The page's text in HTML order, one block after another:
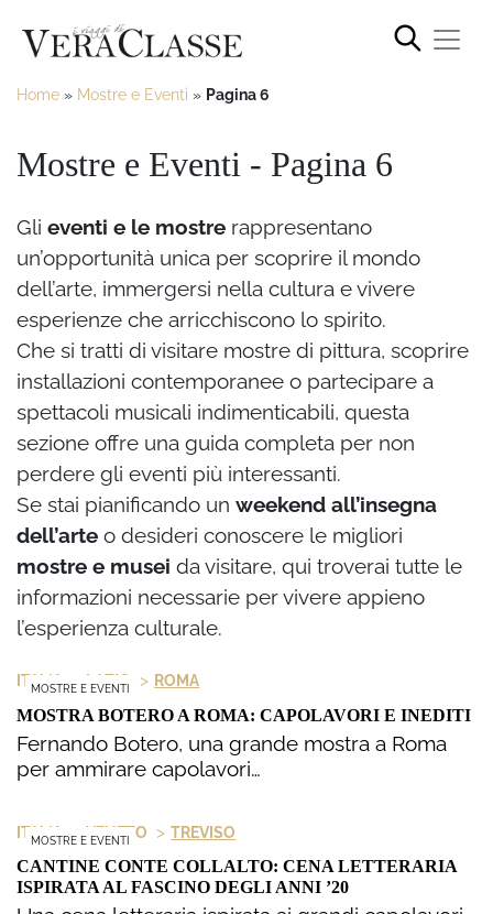
Home » Mostre e Eventi » Pagina 6
Mostre e Eventi - Pagina 6
Gli eventi e le mostre rappresentano
un’opportunità unica per scoprire il mondo
dell’arte, immergersi nella cultura e vivere
esperienze che arricchiscono lo spirito.
Che si tratti di visitare mostre di pittura, scoprire
installazioni contemporanee o partecipare a
spettacoli musicali indimenticabili, questa
sezione offre una guida completa per non
perdere gli eventi più interessanti.
Se stai pianificando un weekend all’insegna
dell’arte o desideri conoscere le migliori
mostre e musei da visitare, qui troverai tutte le
informazioni necessarie per vivere appieno
l’esperienza culturale.
MOSTRE E EVENTI
ITALIA > LAZIO > ROMA
MOSTRA BOTERO A ROMA: CAPOLAVORI E INEDITI
Fernando Botero, una grande mostra a Roma
per ammirare capolavori…
MOSTRE E EVENTI
ITALIA > VENETO > TREVISO
CANTINE CONTE COLLALTO: CENA LETTERARIA
ISPIRATA AL FASCINO DEGLI ANNI ’20